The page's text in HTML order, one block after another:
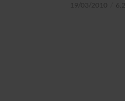
19/03/2010